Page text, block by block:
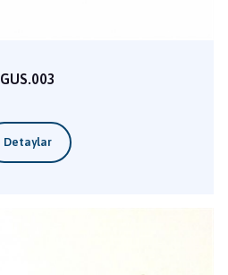
GUS.003